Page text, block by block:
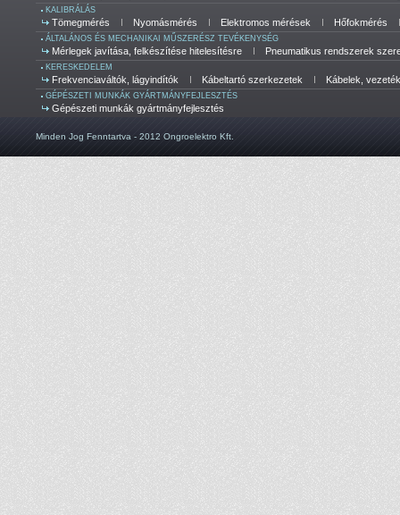
KALIBRÁLÁS
Tömegmérés Nyomásmérés Elektromos mérések Hőfokmérés
ÁLTALÁNOS ÉS MECHANIKAI MŰSZERÉSZ TEVÉKENYSÉG
Mérlegek javítása, felkészítése hitelesítésre Pneumatikus rendszerek
KERESKEDELEM
Frekvenciaváltók, lágyindítók Kábeltartó szerkezetek Kábelek,
GÉPÉSZETI MUNKÁK GYÁRTMÁNYFEJLESZTÉS
Gépészeti munkák gyártmányfejlesztés
Minden Jog Fenntartva - 2012 Ongroelektro Kft.